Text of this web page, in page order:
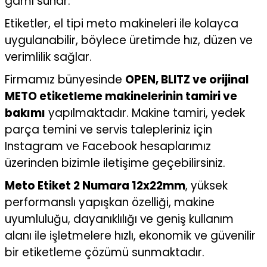
Etiketler, el tipi meto makineleri ile kolayca
uygulanabilir, böylece üretimde hız, düzen ve
verimlilik sağlar.
Firmamız bünyesinde OPEN, BLITZ ve orijinal
METO etiketleme makinelerinin tamiri ve
bakımı yapılmaktadır. Makine tamiri, yedek
parça temini ve servis talepleriniz için
Instagram ve Facebook hesaplarımız
üzerinden bizimle iletişime geçebilirsiniz.
Meto Etiket 2 Numara 12x22mm, yüksek
performanslı yapışkan özelliği, makine
uyumluluğu, dayanıklılığı ve geniş kullanım
alanı ile işletmelere hızlı, ekonomik ve güvenilir
bir etiketleme çözümü sunmaktadır.